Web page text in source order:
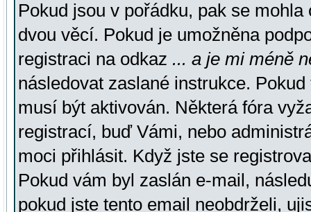
Pokud jsou v pořádku, pak se
dvou věcí. Pokud je umožněna
registraci na odkaz ... a je mi méně
následovat zaslané instrukce.
musí být aktivován. Některá fóra
registrací, buď Vámi, nebo
moci přihlásit. Když jste se
Pokud vám byl zaslán e-mail,
pokud jste tento email neobdrželi,